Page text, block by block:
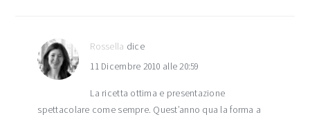
Rossella dice
11 Dicembre 2010 alle 20:59
La ricetta ottima e presentazione
spettacolare come sempre. Quest’anno qua la forma a